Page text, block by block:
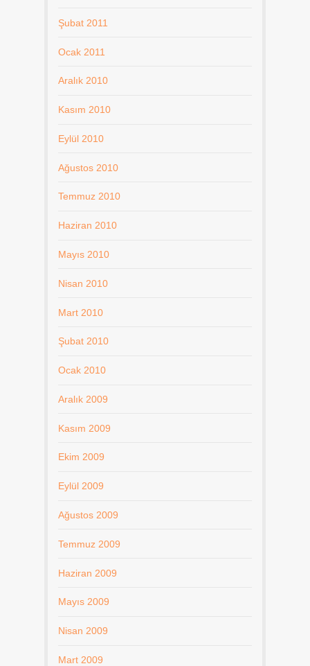
Şubat 2011
Ocak 2011
Aralık 2010
Kasım 2010
Eylül 2010
Ağustos 2010
Temmuz 2010
Haziran 2010
Mayıs 2010
Nisan 2010
Mart 2010
Şubat 2010
Ocak 2010
Aralık 2009
Kasım 2009
Ekim 2009
Eylül 2009
Ağustos 2009
Temmuz 2009
Haziran 2009
Mayıs 2009
Nisan 2009
Mart 2009